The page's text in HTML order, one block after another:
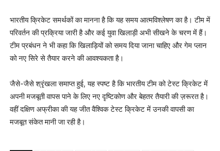
भारतीय क्रिकेट समर्थकों का मानना है कि यह समय आत्मविश्लेषण का है। टीम में
परिवर्तन की प्रक्रिया जारी है और कई युवा खिलाड़ी अभी सीखने के चरण में हैं।
टीम प्रबंधन ने भी कहा कि खिलाड़ियों को समय दिया जाना चाहिए और गेम प्लान
को नए सिरे से तैयार करने की आवश्यकता है।
जैसे-जैसे श्रृंखला समाप्त हुई, यह स्पष्ट है कि भारतीय टीम को टेस्ट क्रिकेट में
अपनी मजबूती वापस पाने के लिए नए दृष्टिकोण और बेहतर तैयारी की ज़रूरत है।
वहीं दक्षिण अफ्रीका की यह जीत वैश्विक टेस्ट क्रिकेट में उनकी वापसी का
मजबूत संकेत मानी जा रही है।